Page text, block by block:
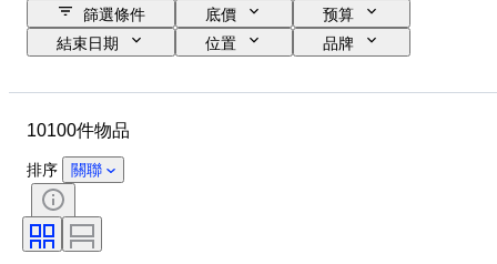
篩選條件 底價
预算
結束日期
位置
品牌
證明
切割
確切的顏色
寶石透明度
珍珠光澤
10100件物品
排序 關聯